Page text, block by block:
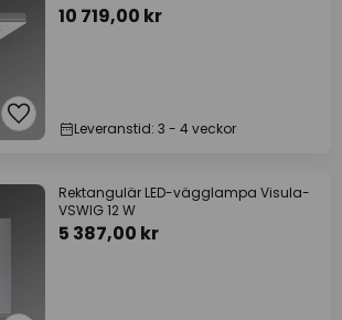
10 719,00 kr
Leveranstid: 3 - 4 veckor
Rektangulär LED-vägglampa Visula-
VSWIG 12 W
5 387,00 kr